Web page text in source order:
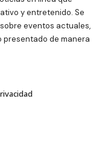
y entretenido. Se
eventos actuales,
presentado de manera